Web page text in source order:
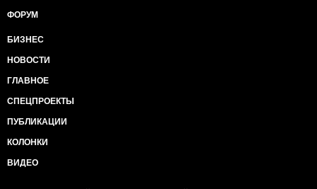
ФОРУМ
БИЗНЕС
НОВОСТИ
ГЛАВНОЕ
СПЕЦПРОЕКТЫ
ПУБЛИКАЦИИ
КОЛОНКИ
ВИДЕО